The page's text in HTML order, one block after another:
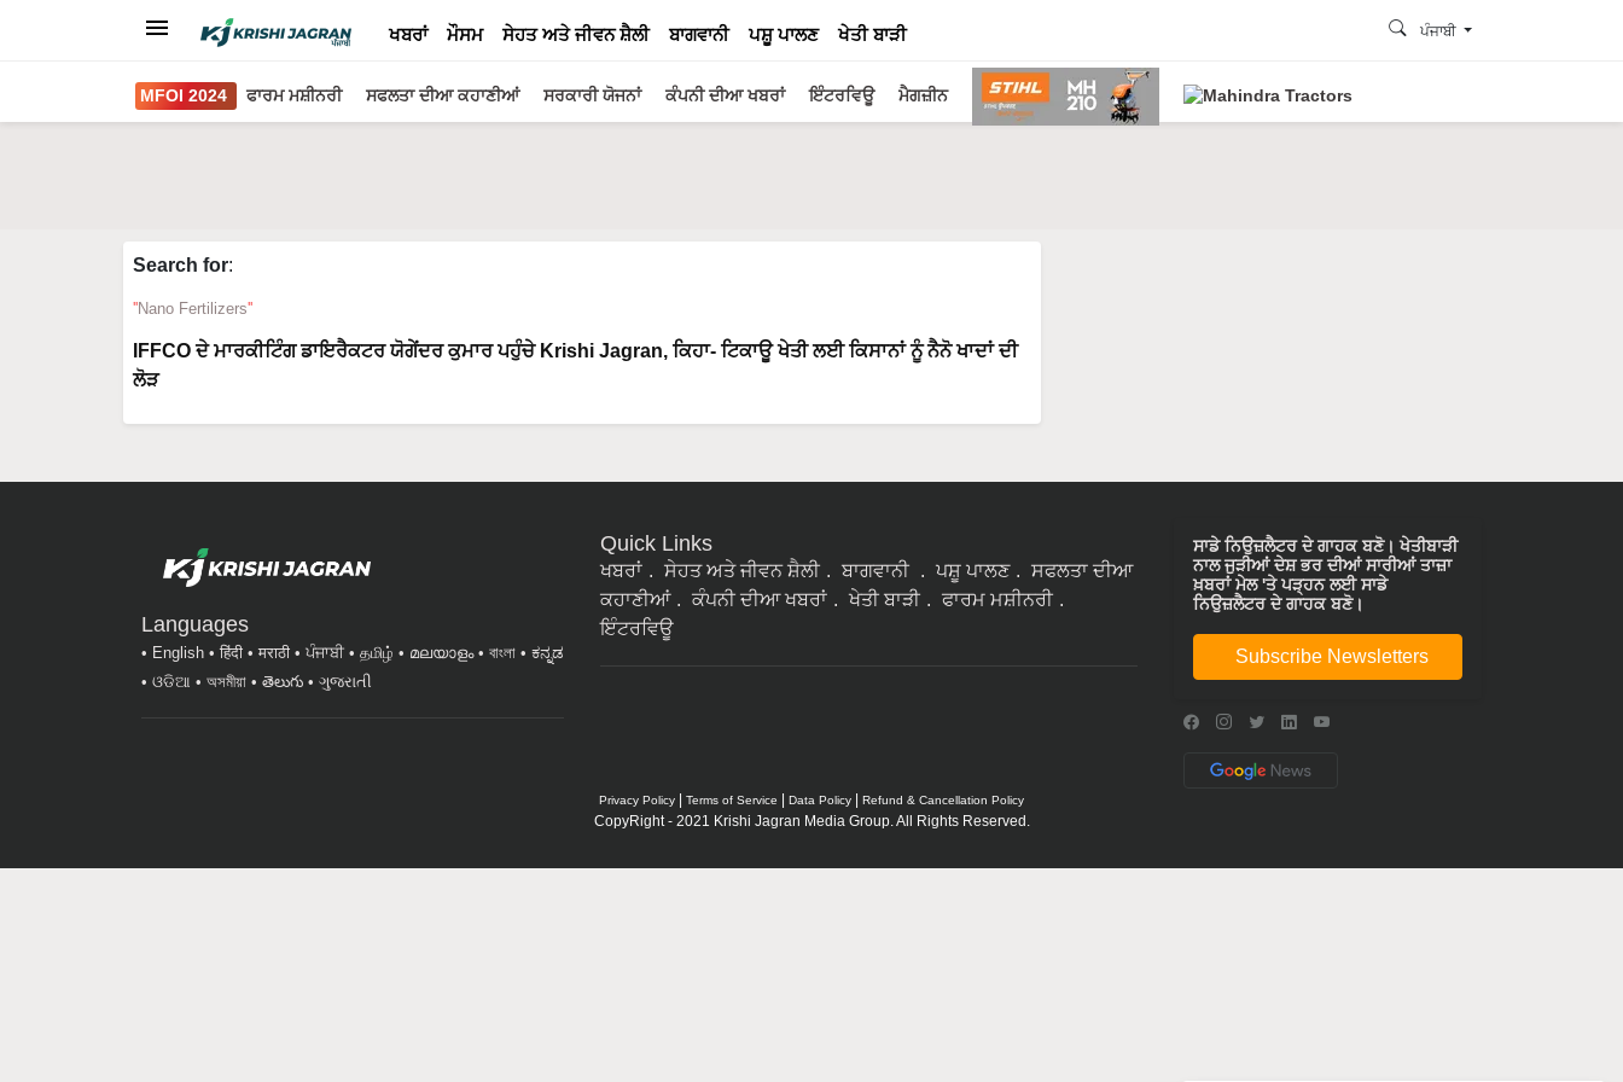
ਖਬਰਾਂ ਮੌਸਮ ਸੇਹਤ ਅਤੇ ਜੀਵਨ ਸ਼ੈਲੀ ਬਾਗਵਾਨੀ ਪਸ਼ੂ ਪਾਲਣ ਖੇਤੀ ਬਾੜੀ ਪੰਜਾਬੀ
MFOI 2024 ਫਾਰਮ ਮਸ਼ੀਨਰੀ ਸਫਲਤਾ ਦੀਆ ਕਹਾਣੀਆਂ ਸਰਕਾਰੀ ਯੋਜਨਾਂ ਕੰਪਨੀ ਦੀਆ ਖਬਰਾਂ ਇੰਟਰਵਿਊ ਮੈਗਜ਼ੀਨ
Search for:
Nano Fertilizers
IFFCO ਦੇ ਮਾਰਕੀਟਿੰਗ ਡਾਇਰੈਕਟਰ ਯੋਗੇਂਦਰ ਕੁਮਾਰ ਪਹੁੰਚੇ Krishi Jagran, ਕਿਹਾ- ਟਿਕਾਊ ਖੇਤੀ ਲਈ ਕਿਸਾਨਾਂ ਨੂੰ ਨੈਨੋ ਖਾਦਾਂ ਦੀ
ਲੋੜ
Languages
English हिंदी मराठी ਪੰਜਾਬੀ தமிழ் മലയാളം বাংলা
ಕನ್ನಡ
ଓଡିଆ
অসমীয়া తెలుగు ગુજરાતી
Quick Links
ਖਬਰਾਂ ਸੇਹਤ ਅਤੇ ਜੀਵਨ ਸ਼ੈਲੀ ਬਾਗਵਾਨੀ ਪਸ਼ੂ ਪਾਲਣ
ਸਫਲਤਾ ਦੀਆ
ਕਹਾਣੀਆਂ
ਕੰਪਨੀ ਦੀਆ ਖਬਰਾਂ ਖੇਤੀ ਬਾੜੀ
ਫਾਰਮ ਮਸ਼ੀਨਰੀ
ਇੰਟਰਵਿਊ
ਸਾਡੇ ਨਿਉਜ਼ਲੈਟਰ ਦੇ ਗਾਹਕ ਬਣੋ। ਖੇਤੀਬਾੜੀ
ਨਾਲ ਜੁੜੀਆਂ ਦੇਸ਼ ਭਰ ਦੀਆਂ ਸਾਰੀਆਂ ਤਾਜ਼ਾ
ਖ਼ਬਰਾਂ ਮੇਲ 'ਤੇ ਪੜ੍ਹਨ ਲਈ ਸਾਡੇ
ਨਿਉਜ਼ਲੈਟਰ ਦੇ ਗਾਹਕ ਬਣੋ।
Subscribe Newsletters
Privacy Policy Terms of Service Data Policy Refund & Cancellation Policy
CopyRight - 2021 Krishi Jagran Media Group. All Rights Reserved.